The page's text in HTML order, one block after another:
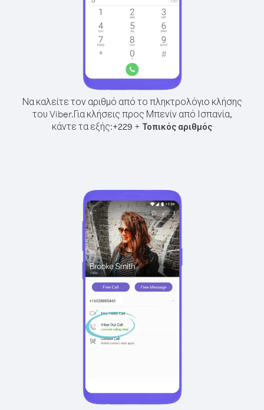
Να καλείτε τον αριθμό από το πληκτρολόγιο κλήσης
του Viber.Για κλήσεις προς Μπενίν από Ισπανία,
κάντε τα εξής:+229 + Τοπικός αριθμός